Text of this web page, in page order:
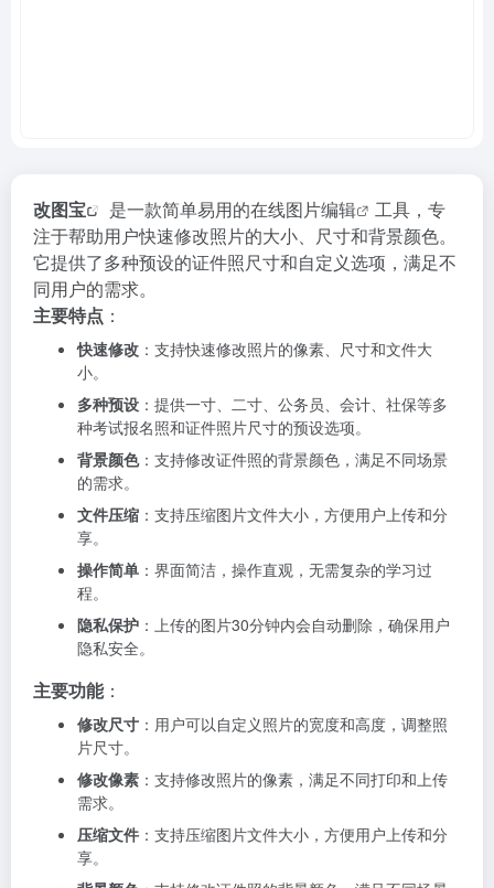
改图宝 是一款简单易用的在线图片编辑
工具，专
注于帮助用户快速修改照片的大小、尺寸和背景颜色。
它提供了多种预设的证件照尺寸和自定义选项，满足不
同用户的需求。
主要特点 ：
快速修改 ：支持快速修改照片的像素、尺寸和文件大
小。
多种预设 ：提供一寸、二寸、公务员、会计、社保等多
种考试报名照和证件照片尺寸的预设选项。
背景颜色：支持修改证件照的背景颜色，满足不同场景
的需求。
文件压缩 ：支持压缩图片文件大小，方便用户上传和分
享。
操作简单 ：界面简洁，操作直观，无需复杂的学习过
程。
隐私保护 ：上传的图片30分钟内会自动删除，确保用户
隐私安全。
主要功能：
修改尺寸 ：用户可以自定义照片的宽度和高度，调整照
片尺寸。
修改像素 ：支持修改照片的像素，满足不同打印和上传
需求。
压缩文件 ：支持压缩图片文件大小，方便用户上传和分
享。